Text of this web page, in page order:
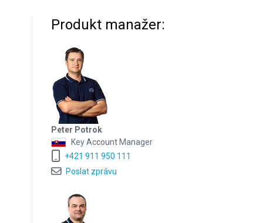
Produkt manažer:
Peter Potrok
Key Account Manager
+421 911 950 111
Poslat zprávu